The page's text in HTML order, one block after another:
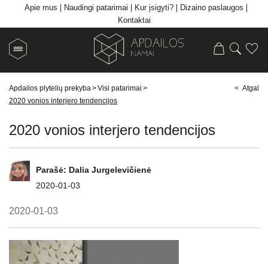
Apie mus Naudingi patarimai Kur įsigyti?
Dizaino paslaugos
Kontaktai
Apdailos plytelių prekyba >Visi patarimai >
2020 vonios interjero tendencijos
< Atgal
2020 vonios interjero tendencijos
Parašė: Dalia Jurgelevičienė
2020-01-03
2020-01-03